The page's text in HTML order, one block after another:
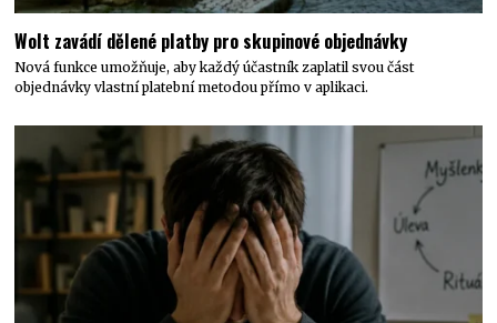
Wolt zavádí dělené platby pro skupinové objednávky
Nová funkce umožňuje, aby každý účastník zaplatil svou část
objednávky vlastní platební metodou přímo v aplikaci.